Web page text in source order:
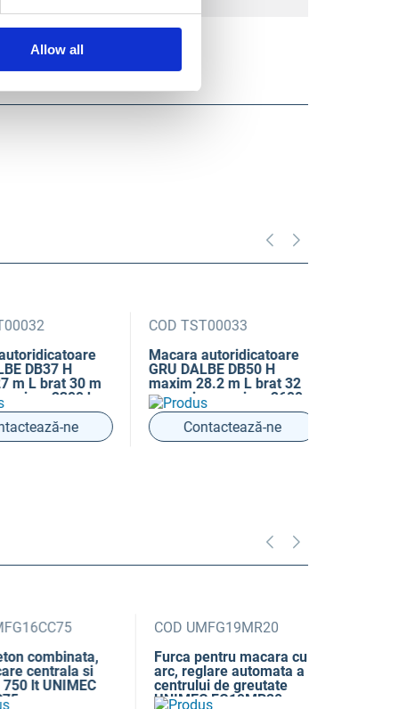
Allow all
H
L brat 30 m
2300 kg
ne
COD TST00033
Macara autoridicatoare
GRU DALBE DB50 H
maxim 28.2 m L brat 32
m sarcina maxima 2600
Contactează-ne
si
UNIMEC
COD UMFG19MR20
Furca pentru macara cu
arc, reglare automata a
centrului de greutate
UNIMEC FG19MR20